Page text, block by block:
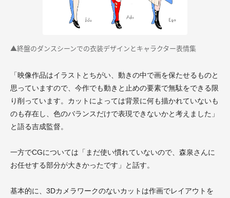
▲終盤のダンスシーンでの衣装デザインとキャラクター表情集
「映像作品はイラストとちがい、動きの中で画を保たせるものと
思っていますので、今作でも動きと止めの要素で無駄をできる限
り削っています。カットによっては背景に何も描かれていないも
のも存在し、色のバランスだけで表現できないかと考えました」
と語る吉成監督。
一方でCGについては「まだ使い慣れていないので、森泉さんに
お任せする部分が大きかったです」と話す。
基本的に、3Dカメラワークのないカットは作画でレイアウトを